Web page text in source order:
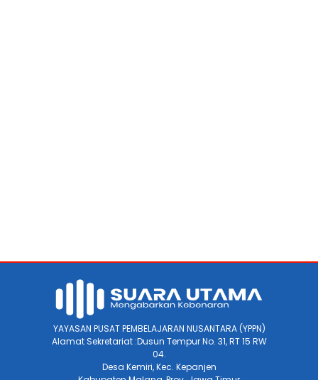
YAYASAN PUSAT PEMBELAJARAN NUSANTARA (YPPN)
Alamat Sekretariat :Dusun Tempur No. 31, RT 15 RW
04.
Desa Kemiri, Kec. Kepanjen